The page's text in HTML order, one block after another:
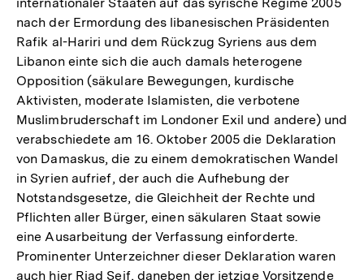
nach der Ermordung des libanesischen Präsidenten
Rafik al-Hariri und dem Rückzug Syriens aus dem
Libanon einte sich die auch damals heterogene
Opposition (säkulare Bewegungen, kurdische
Aktivisten, moderate Islamisten, die verbotene
Muslimbruderschaft im Londoner Exil und andere) und
verabschiedete am 16. Oktober 2005 die Deklaration
von Damaskus, die zu einem demokratischen Wandel
in Syrien aufrief, der auch die Aufhebung der
Notstandsgesetze, die Gleichheit der Rechte und
Pflichten aller Bürger, einen säkularen Staat sowie
eine Ausarbeitung der Verfassung einforderte.
Prominenter Unterzeichner dieser Deklaration waren
auch hier Riad Seif, daneben der jetzige Vorsitzende